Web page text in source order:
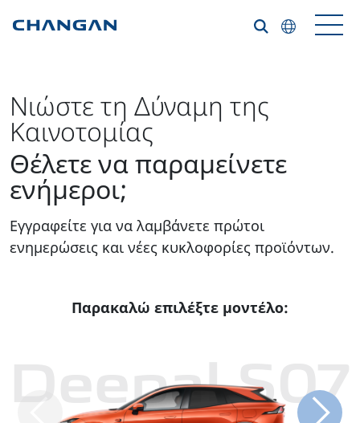
Νιώστε τη Δύναμη της
Καινοτομίας
Θέλετε να παραμείνετε
ενήμεροι;
Εγγραφείτε για να λαμβάνετε πρώτοι
ενημερώσεις και νέες κυκλοφορίες προϊόντων.
Παρακαλώ επιλέξτε μοντέλο:
Deepal S07